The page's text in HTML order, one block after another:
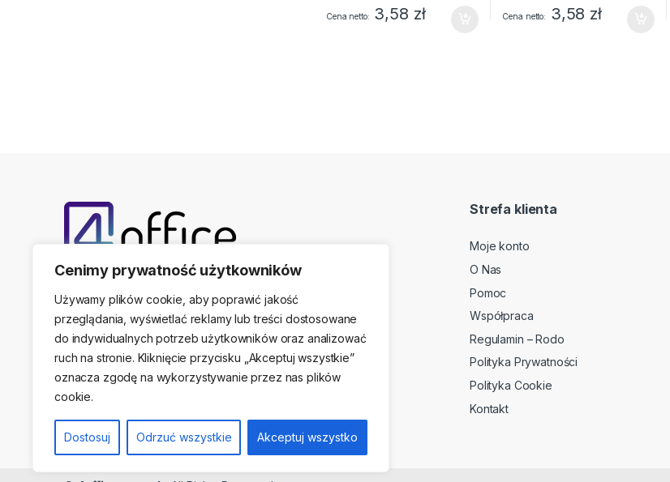
Cenimy prywatność użytkowników
Używamy plików cookie, aby poprawić jakość
przeglądania, wyświetlać reklamy lub treści dostosowane
do indywidualnych potrzeb użytkowników oraz analizować
ruch na stronie. Kliknięcie przycisku „Akceptuj wszystkie”
oznacza zgodę na wykorzystywanie przez nas plików
cookie.
Dostosuj Odrzuć wszystkie Akceptuj wszystko
Cena netto 3,58 zł Cena netto 3,58 zł
Telefon kontaktowy
(22) 761-17-50, 509 474 442
Adres stacjonarny
ul. Sikorskiego 47A, 05-091 Ząbki / Warszawa
Strefa klienta
Moje konto
O Nas
Pomoc
Współpraca
Regulamin – Rodo
Polityka Prywatności
Polityka Cookie
Kontakt